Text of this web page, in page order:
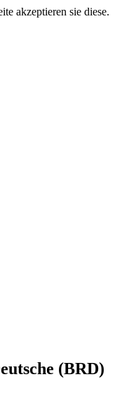
akzeptieren sie diese.
(BRD)